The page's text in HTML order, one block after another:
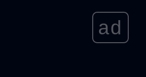
ad